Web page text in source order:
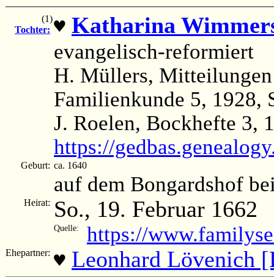
(1)
Tochter: ♥ Katharina
evangelisch-reformiert
H. Müllers, Mitteilungen
Familienkunde 5, 1928,
J. Roelen, Bockhefte 3,
https://
Geburt: ca. 1640
auf dem Bongardshof
Heirat: So., 19. Februar 1662
Quelle: https://
Ehepartner: ♥ Leonhard Lövenich